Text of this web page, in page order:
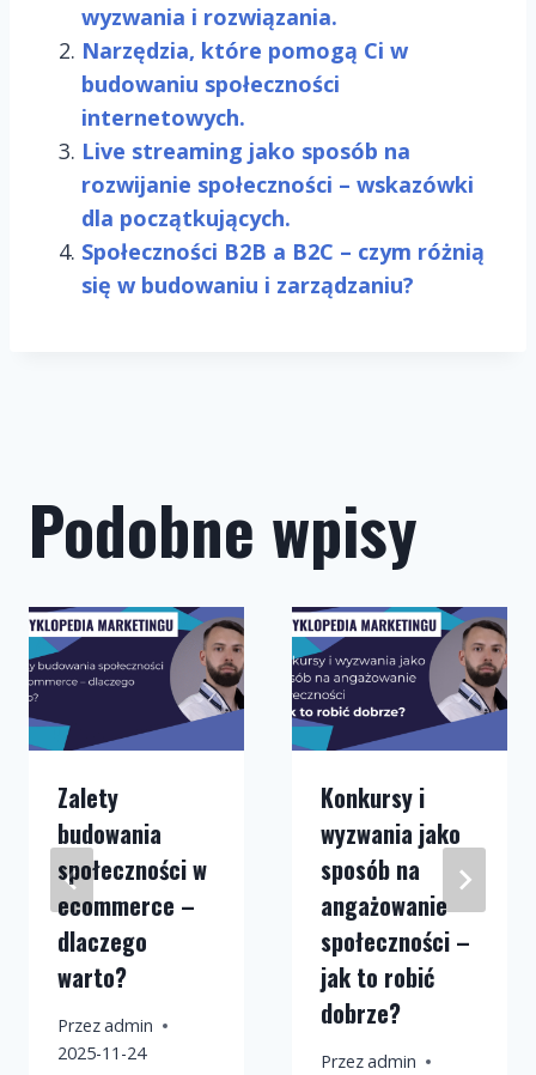
wyzwania i rozwiązania.
Narzędzia, które pomogą Ci w
budowaniu społeczności
internetowych.
Live streaming jako sposób na
rozwijanie społeczności – wskazówki
dla początkujących.
Społeczności B2B a B2C – czym różnią
się w budowaniu i zarządzaniu?
Podobne wpisy
Zalety
budowania
społeczności w
ecommerce –
dlaczego
warto?
Przezadmin
2025-11-24
Konkursy i
wyzwania jako
sposób na
angażowanie
społeczności –
jak to robić
dobrze?
Przezadmin